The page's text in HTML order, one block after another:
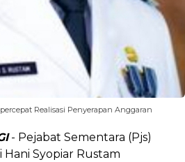
Realisasi Penyerapan Anggaran
- Pejabat Sementara (Pjs)
Syopiar Rustam